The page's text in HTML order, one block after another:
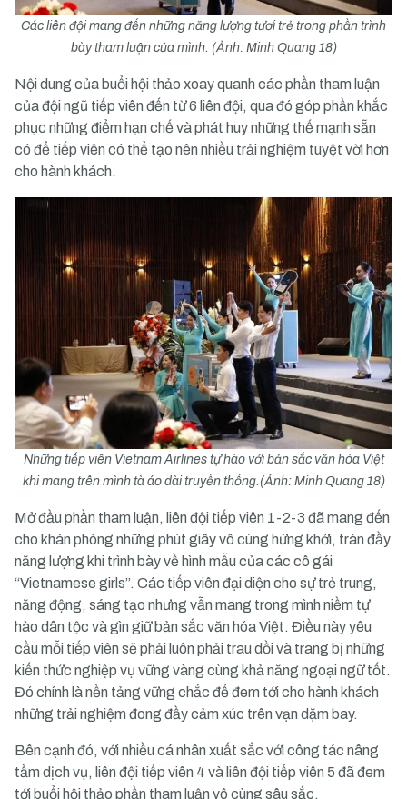
Các liên đội mang đến những năng lượng tươi trẻ trong phần trình
bày tham luận của mình. (Ảnh: Minh Quang 18)
Nội dung của buổi hội thảo xoay quanh các phần tham luận
của đội ngũ tiếp viên đến từ 6 liên đội, qua đó góp phần khắc
phục những điểm hạn chế và phát huy những thế mạnh sẵn
có để tiếp viên có thể tạo nên nhiều trải nghiệm tuyệt vời hơn
cho hành khách.
Những tiếp viên Vietnam Airlines tự hào với bản sắc văn hóa Việt
khi mang trên mình tà áo dài truyền thống.(Ảnh: Minh Quang 18)
Mở đầu phần tham luận, liên đội tiếp viên 1-2-3 đã mang đến
cho khán phòng những phút giây vô cùng hứng khởi, tràn đầy
năng lượng khi trình bày về hình mẫu của các cô gái
“Vietnamese girls”. Các tiếp viên đại diện cho sự trẻ trung,
năng động, sáng tạo nhưng vẫn mang trong mình niềm tự
hào dân tộc và gìn giữ bản sắc văn hóa Việt. Điều này yêu
cầu mỗi tiếp viên sẽ phải luôn phải trau dồi và trang bị những
kiến thức nghiệp vụ vững vàng cùng khả năng ngoại ngữ tốt.
Đó chính là nền tảng vững chắc để đem tới cho hành khách
những trải nghiệm đong đầy cảm xúc trên vạn dặm bay.
Bên cạnh đó, với nhiều cá nhân xuất sắc với công tác nâng
tầm dịch vụ, liên đội tiếp viên 4 và liên đội tiếp viên 5 đã đem
tới buổi hội thảo phần tham luận vô cùng sâu sắc.